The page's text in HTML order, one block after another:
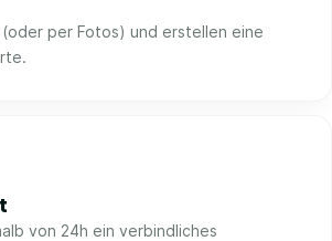
per Fotos) und erstellen eine
von 24h ein verbindliches